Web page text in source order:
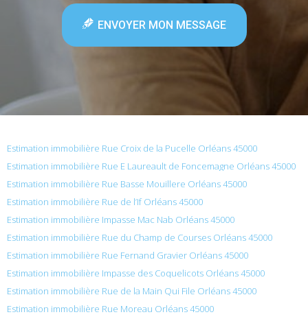
ENVOYER MON MESSAGE
Estimation immobilière Rue Croix de la Pucelle Orléans 45000
Estimation immobilière Rue E Laureault de Foncemagne Orléans 45000
Estimation immobilière Rue Basse Mouillere Orléans 45000
Estimation immobilière Rue de l’If Orléans 45000
Estimation immobilière Impasse Mac Nab Orléans 45000
Estimation immobilière Rue du Champ de Courses Orléans 45000
Estimation immobilière Rue Fernand Gravier Orléans 45000
Estimation immobilière Impasse des Coquelicots Orléans 45000
Estimation immobilière Rue de la Main Qui File Orléans 45000
Estimation immobilière Rue Moreau Orléans 45000